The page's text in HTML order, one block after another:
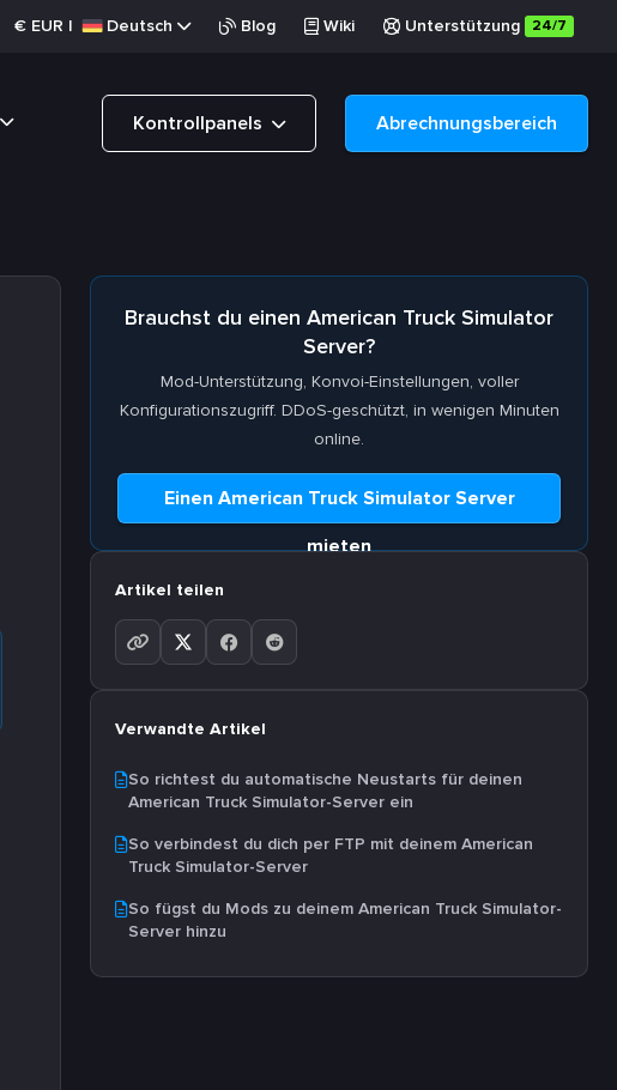
€ EUR | Deutsch Blog Wiki Unterstützung 24/7
Kontrollpanels Abrechnungsbereich
Brauchst du einen American Truck Simulator
Server?
Mod-Unterstützung, Konvoi-Einstellungen, voller
Konfigurationszugriff. DDoS-geschützt, in wenigen Minuten
online.
Einen American Truck Simulator Server
mieten
Artikel teilen
Verwandte Artikel
So richtest du automatische Neustarts für deinen
American Truck Simulator-Server ein
So verbindest du dich per FTP mit deinem American
Truck Simulator-Server
So fügst du Mods zu deinem American Truck Simulator-
Server hinzu